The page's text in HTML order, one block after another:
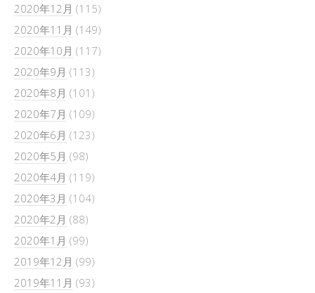
2020年12月 (115)
2020年11月 (149)
2020年10月 (117)
2020年9月 (113)
2020年8月 (101)
2020年7月 (109)
2020年6月 (123)
2020年5月 (98)
2020年4月 (119)
2020年3月 (104)
2020年2月 (88)
2020年1月 (99)
2019年12月 (99)
2019年11月 (93)